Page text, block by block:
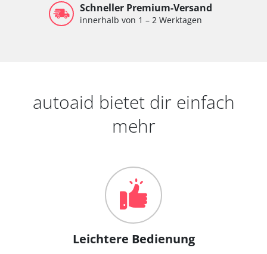
Schneller Premium-Versand
innerhalb von 1 – 2 Werktagen
autoaid bietet dir einfach
mehr
Leichtere Bedienung